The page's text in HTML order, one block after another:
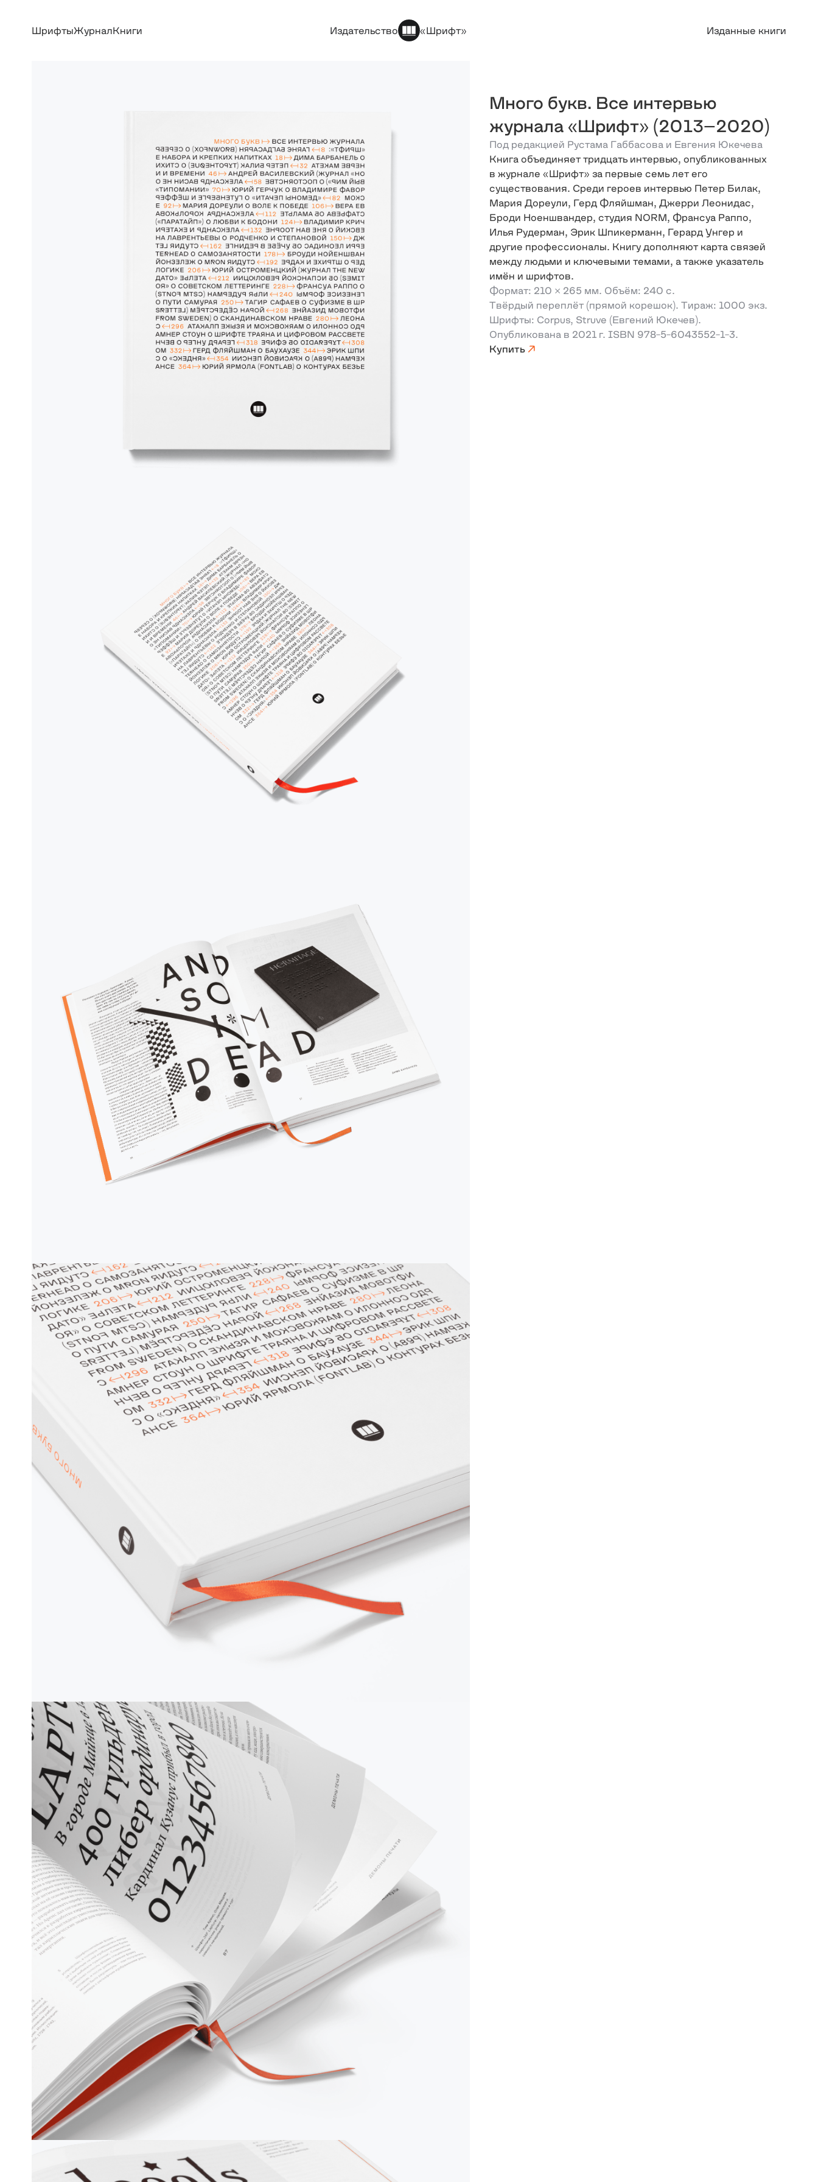
ШрифтыЖурналКниги Издательство «Шрифт» Изданные книги
Много букв. Все интервью
журнала «Шрифт» (2013–2020)
Под редакцией Рустама Габбасова и Евгения Юкечева
Книга объединяет тридцать интервью, опубликованных
в журнале «Шрифт» за первые семь лет его
существования. Среди героев интервью Петер Билак,
Мария Дореули, Герд Фляйшман, Джерри Леонидас,
Броди Ноеншвандер, студия NORM, Франсуа Раппо,
Илья Рудерман, Эрик Шпикерманн, Герард Унгер и
другие профессионалы. Книгу дополняют карта связей
между людьми и ключевыми темами, а также указатель
имён и шрифтов.
Формат: 210 × 265 мм. Объём: 240 с.
Твёрдый переплёт (прямой корешок). Тираж: 1000 экз.
Шрифты: Corpus, Struve (Евгений Юкечев).
Опубликована в 2021 г. ISBN 978-5-6043552-1-3.
Купить ↗